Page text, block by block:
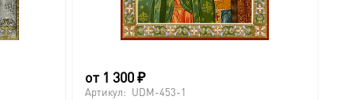
от 1 300₽
Артикул: UDM-453-1